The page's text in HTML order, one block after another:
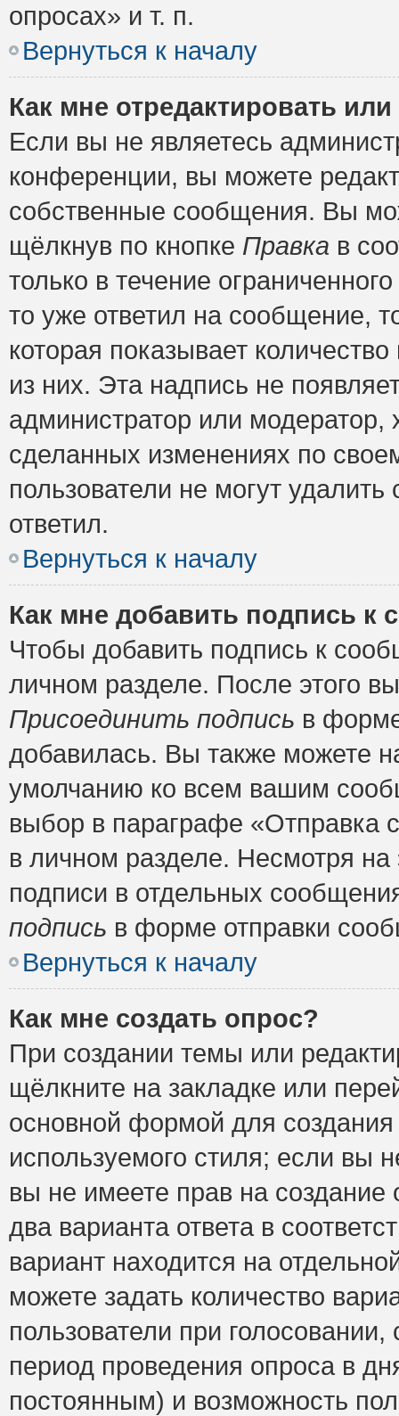
опросах» и т. п.
Вернуться к началу
Как мне отредактировать
Если вы не являетесь
конференции, вы можете
собственные сообщения. Вы
щёлкнув по кнопке Правка в
только в течение
то уже ответил на сообщение,
которая показывает
из них. Эта надпись не
администратор или модератор,
сделанных изменениях по
пользователи не могут
ответил.
Вернуться к началу
Как мне добавить подпись к
Чтобы добавить подпись к
личном разделе. После этого
Присоединить подпись в
добавилась. Вы также можете
умолчанию ко всем вашим
выбор в параграфе «Отправка
в личном разделе. Несмотря
подписи в отдельных
подпись в форме отправки
Вернуться к началу
Как мне создать опрос?
При создании темы или
щёлкните на закладке или
основной формой для
используемого стиля; если вы
вы не имеете прав на
два варианта ответа в
вариант находится на
можете задать количество
пользователи при
период проведения опроса в
постоянным) и возможность